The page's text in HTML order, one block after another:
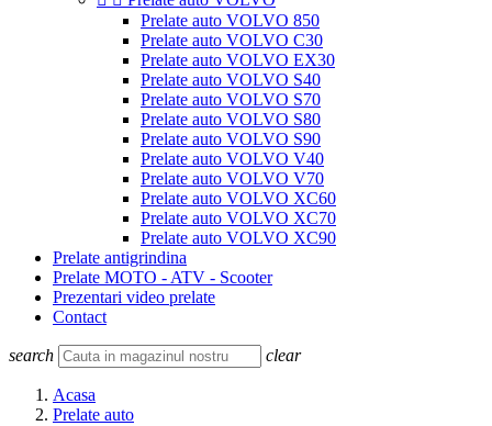
Prelate auto VOLVO 850
Prelate auto VOLVO C30
Prelate auto VOLVO EX30
Prelate auto VOLVO S40
Prelate auto VOLVO S70
Prelate auto VOLVO S80
Prelate auto VOLVO S90
Prelate auto VOLVO V40
Prelate auto VOLVO V70
Prelate auto VOLVO XC60
Prelate auto VOLVO XC70
Prelate auto VOLVO XC90
Prelate antigrindina
Prelate MOTO - ATV - Scooter
Prezentari video prelate
Contact
search clear
Acasa
Prelate auto